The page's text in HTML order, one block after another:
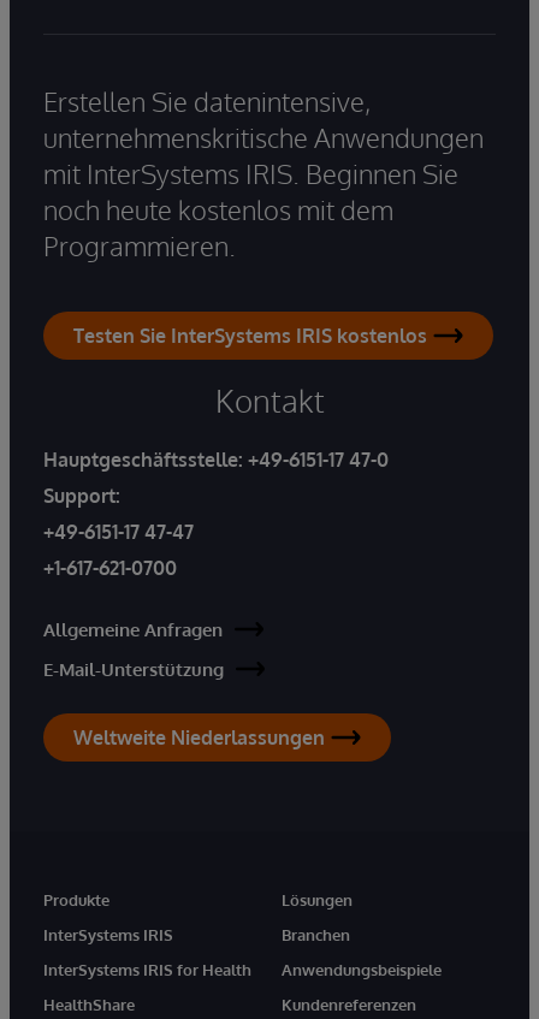
Erstellen Sie datenintensive,
unternehmenskritische Anwendungen
mit InterSystems IRIS. Beginnen Sie
noch heute kostenlos mit dem
Programmieren.
Testen Sie InterSystems IRIS kostenlos
Kontakt
Hauptgeschäftsstelle: +49-6151-17 47-0
Support:
+49-6151-17 47-47
+1-617-621-0700
Allgemeine Anfragen
E-Mail-Unterstützung
Weltweite Niederlassungen
Produkte
InterSystems IRIS
InterSystems IRIS for Health
HealthShare
Lösungen
Branchen
Anwendungsbeispiele
Kundenreferenzen